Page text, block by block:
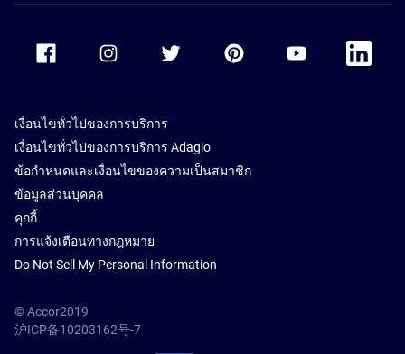
Accor Facebook Accor TwitterAccor PinterestAccor Youtube
Accor
เงื่อนไขทั่วไปของการบริการ
เงื่อนไขทั่วไปของการบริการ Adagio
ข้อกำหนดและเงื่อนไขของความเป็นสมาชิก
ข้อมูลส่วนบุคคล
คุกกี้
การแจ้งเตือนทางกฎหมาย
Do Not Sell My Personal Information
© Accor2019
沪ICP备10203162号-7